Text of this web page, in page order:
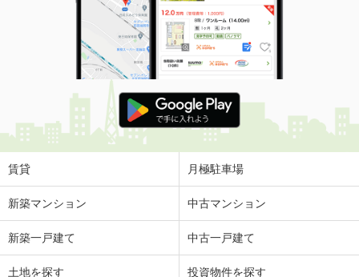
賃貸 月極駐車場
新築マンション 中古マンション
新築一戸建て 中古一戸建て
土地を探す 投資物件を探す